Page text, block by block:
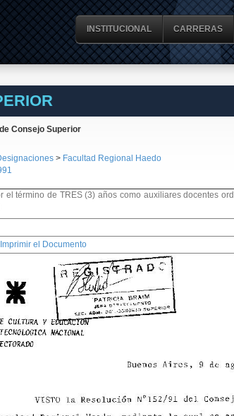
INSTITUCIONAL CARRERAS
Consejo Superior
> Facultad Regional Haedo
el término de TRES (3) años como auxiliares docentes
el Documento